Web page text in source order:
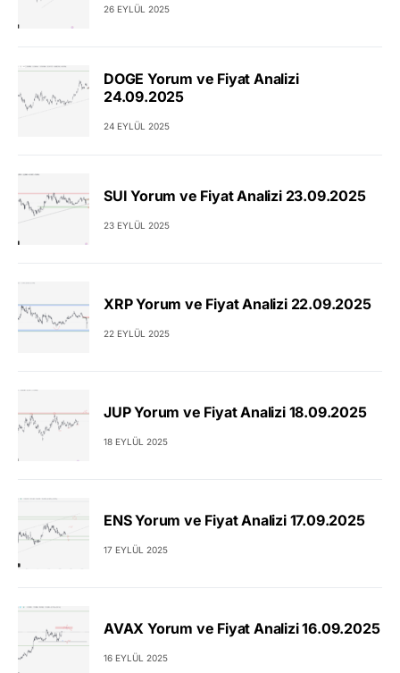
26 EYLÜL 2025
DOGE Yorum ve Fiyat Analizi
24.09.2025
24 EYLÜL 2025
SUI Yorum ve Fiyat Analizi 23.09.2025
23 EYLÜL 2025
XRP Yorum ve Fiyat Analizi 22.09.2025
22 EYLÜL 2025
JUP Yorum ve Fiyat Analizi 18.09.2025
18 EYLÜL 2025
ENS Yorum ve Fiyat Analizi 17.09.2025
17 EYLÜL 2025
AVAX Yorum ve Fiyat Analizi 16.09.2025
16 EYLÜL 2025